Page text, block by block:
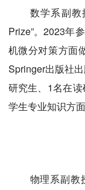
数学系副教
Prize”。2023年
机微分对策方面
Springer出版社
研究生、1名在
学生专业知识方
物理系副教